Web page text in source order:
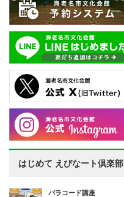
はじめて えびなート倶楽部
パラコード講座